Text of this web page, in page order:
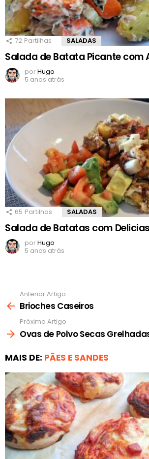
72 Partilhas SALADAS
Salada de Batata Picante com
porHugo
5 anos atrás
65 Partilhas SALADAS
Salada de Batatas com
porHugo
5 anos atrás
mais
Anterior Artigo
Brioches Caseiros
Próximo Artigo
Ovas de Polvo Secas
MAIS DE: PÃES E SANDES